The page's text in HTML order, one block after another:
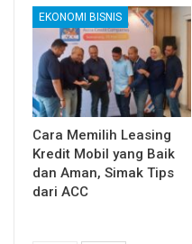
EKONOMI BISNIS
Cara Memilih Leasing
Kredit Mobil yang Baik
dan Aman, Simak Tips
dari ACC